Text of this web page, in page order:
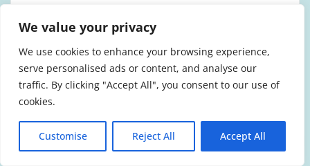
We value your privacy
We use cookies to enhance your browsing experience,
serve personalised ads or content, and analyse our
traffic. By clicking "Accept All", you consent to our use of
cookies.
Customise Reject All Accept All
ΑΝΑΚΟΙΝΏΣΕΙΣ ΕΑΚΠ
Ανακοίνωση Δελτίο Τύπου ΕΑΚΠ
Στερεάς Ελλαδας για τα αποτελέσματα